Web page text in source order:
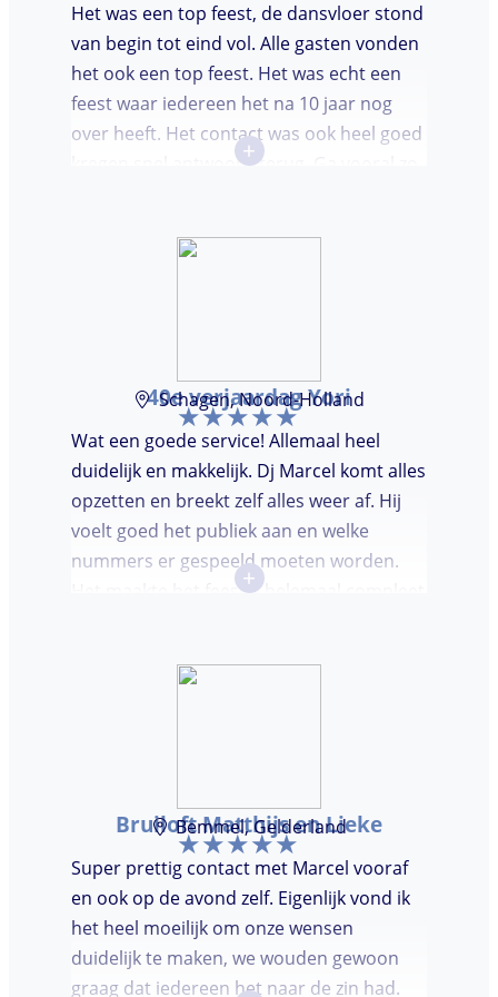
Het was een top feest, de dansvloer stond
van begin tot eind vol. Alle gasten vonden
het ook een top feest. Het was echt een
feest waar iedereen het na 10 jaar nog
over heeft. Het contact was ook heel goed
kregen snel antwoord terug. Ga vooral zo
+
40e verjaardag Yori
Schagen, Noord-Holland
Wat een goede service! Allemaal heel
duidelijk en makkelijk. Dj Marcel komt alles
opzetten en breekt zelf alles weer af. Hij
voelt goed het publiek aan en welke
nummers er gespeeld moeten worden.
Het maakte het feestje helemaal compleet
+
Bruiloft Matthijs en Lieke
Bemmel, Gelderland
Super prettig contact met Marcel vooraf
en ook op de avond zelf. Eigenlijk vond ik
het heel moeilijk om onze wensen
duidelijk te maken, we wouden gewoon
graag dat iedereen het naar de zin had.